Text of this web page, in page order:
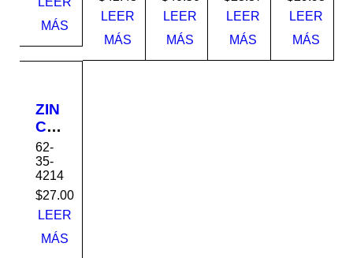
RO
JO
SE
ND
E
PO
R
PIE
MÁS
O
K-
26
LEER
MÁS
O
K-
26
LEER
MÁS
O
K-
26
LEER
MÁS
O
K-
26
LEER
MÁS
ZIN
C
CO
RR
UG
AD
O
K-
26
62-
35-
4214
$27.00
LEER
MÁS